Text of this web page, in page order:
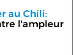
au Chili:
l'ampleur